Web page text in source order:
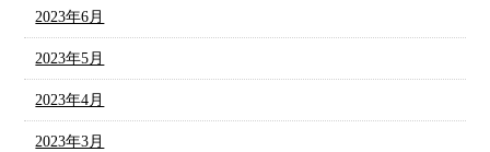
2023年6月
2023年5月
2023年4月
2023年3月